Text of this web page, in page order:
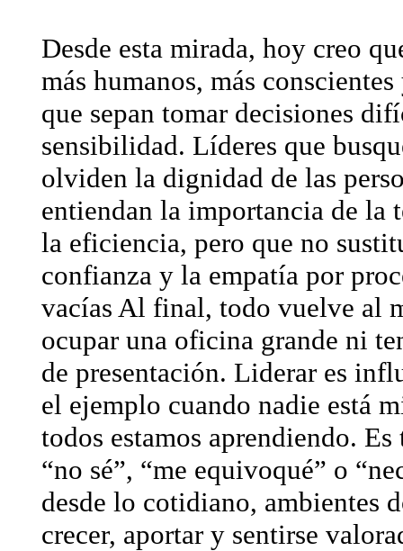
Desde esta mirada, hoy creo
más humanos, más
que sepan tomar decisiones
sensibilidad. Líderes que
olviden la dignidad de las
entiendan la importancia de
la eficiencia, pero que no
confianza y la empatía por
vacías Al final, todo vuelve al
ocupar una oficina grande ni
de presentación. Liderar es
el ejemplo cuando nadie está
todos estamos aprendiendo.
“no sé”, “me equivoqué” o
desde lo cotidiano, ambientes
crecer, aportar y sentirse